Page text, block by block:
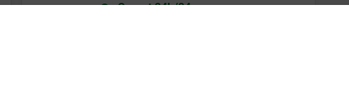
Ouvert 24h/24